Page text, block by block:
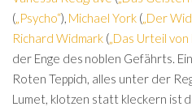
(„Psycho“), Michael York(„Der
Richard Widmark („Das Urteil von
der Enge des noblen Gefährts.
Roten Teppich, alles unter der
Lumet, klotzen statt kleckern ist